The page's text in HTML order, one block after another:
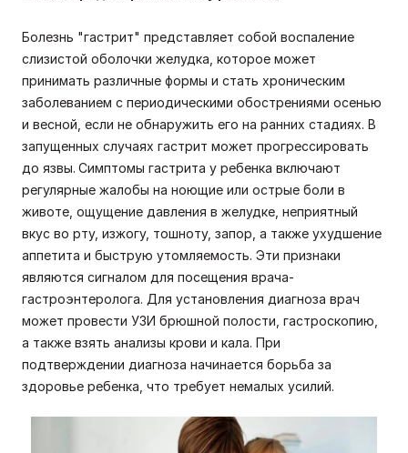
Болезнь "гастрит" представляет собой воспаление
слизистой оболочки желудка, которое может
принимать различные формы и стать хроническим
заболеванием с периодическими обострениями осенью
и весной, если не обнаружить его на ранних стадиях. В
запущенных случаях гастрит может прогрессировать
до язвы. Симптомы гастрита у ребенка включают
регулярные жалобы на ноющие или острые боли в
животе, ощущение давления в желудке, неприятный
вкус во рту, изжогу, тошноту, запор, а также ухудшение
аппетита и быструю утомляемость. Эти признаки
являются сигналом для посещения врача-
гастроэнтеролога. Для установления диагноза врач
может провести УЗИ брюшной полости, гастроскопию,
а также взять анализы крови и кала. При
подтверждении диагноза начинается борьба за
здоровье ребенка, что требует немалых усилий.